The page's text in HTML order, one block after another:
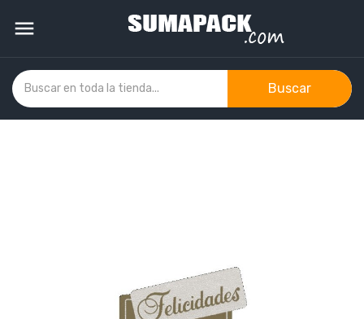

Buscar